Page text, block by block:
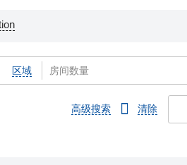
区域
高级搜索 清除